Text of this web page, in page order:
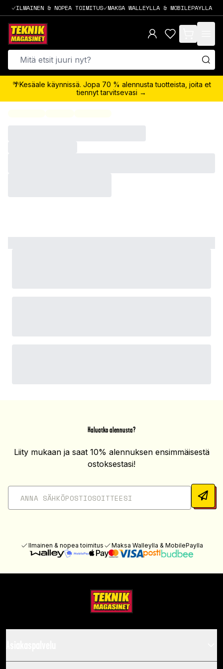
ILMAINEN & NOPEA TOIMITUS MAKSA WALLEYLLA & MOBILEPAYLLA
items in cart,
🌴Kesäale käynnissä. Jopa 70 % alennusta tuotteista, joita et
tiennyt tarvitsevasi →
Haluatko alennusta?
Liity mukaan ja saat 10% alennuksen ensimmäisestä
ostoksestasi!
Ilmainen & nopea toimitus Maksa Walleylla & MobilePaylla